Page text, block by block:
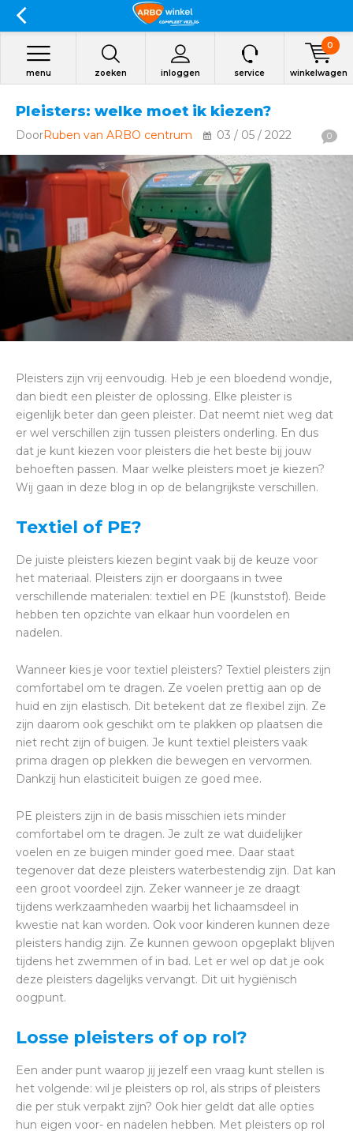
zoeken inloggen
menu service winkelwagen
0
Pleisters: welke moet ik kiezen?
DoorRuben van ARBO centrum 03 / 05 / 2022 0
Pleisters zijn vrij eenvoudig. Heb je een bloedend wondje,
dan biedt een pleister de oplossing. Elke pleister is
eigenlijk beter dan geen pleister. Dat neemt niet weg dat
er wel verschillen zijn tussen pleisters onderling. En dus
dat je kunt kiezen voor pleisters die het beste bij jouw
behoeften passen. Maar welke pleisters moet je kiezen?
Wij gaan in deze blog in op de belangrijkste verschillen.
Textiel of PE?
De juiste pleisters kiezen begint vaak bij de keuze voor
het materiaal. Pleisters zijn er doorgaans in twee
verschillende materialen: textiel en PE (kunststof). Beide
hebben ten opzichte van elkaar hun voordelen en
nadelen.
Wanneer kies je voor textiel pleisters? Textiel pleisters zijn
comfortabel om te dragen. Ze voelen prettig aan op de
huid en zijn elastisch. Dit betekent dat ze flexibel zijn. Ze
zijn daarom ook geschikt om te plakken op plaatsen die
niet recht zijn of buigen. Je kunt textiel pleisters vaak
prima dragen op plekken die bewegen en vervormen.
Dankzij hun elasticiteit buigen ze goed mee.
PE pleisters zijn in de basis misschien iets minder
comfortabel om te dragen. Je zult ze wat duidelijker
voelen en ze buigen minder goed mee. Daar staat
tegenover dat deze pleisters waterbestendig zijn. Dat kan
een groot voordeel zijn. Zeker wanneer je ze draagt
tijdens werkzaamheden waarbij het lichaamsdeel in
kwestie nat kan worden. Ook voor kinderen kunnen deze
pleisters handig zijn. Ze kunnen gewoon opgeplakt blijven
tijdens het zwemmen of in bad. Let er wel op dat je ook
deze pleisters dagelijks vervangt. Dit uit hygiënisch
oogpunt.
Losse pleisters of op rol?
Een ander punt waarop jij jezelf een vraag kunt stellen is
het volgende: wil je pleisters op rol, als strips of pleisters
die per stuk verpakt zijn? Ook hier geldt dat alle opties
hun eigen voor- en nadelen hebben. Met pleisters op rol